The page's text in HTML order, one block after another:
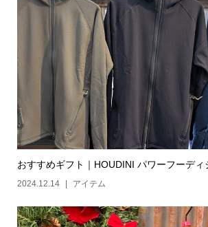
おすすめギフト｜HOUDINI パワーフーディ
2024.12.14 アイテム